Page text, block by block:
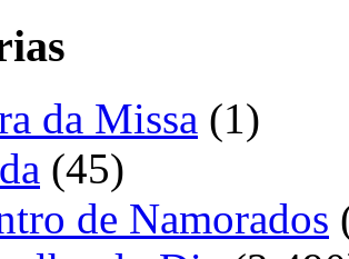
da Missa (1)
(45)
de Namorados